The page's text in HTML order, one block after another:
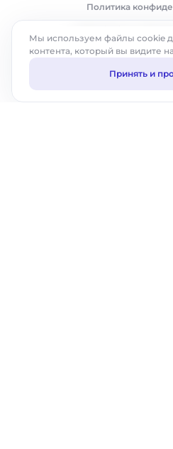
Политика
Мы используем файлы cookie
контента, который вы видите
Принять и